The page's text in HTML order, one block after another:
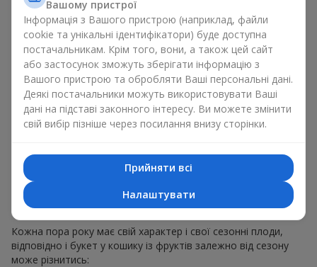
звичайний букет у кошику із фруктів на гастрономічний
подарунок. Ми у компаніїFlowers.uaзавжди дотримуємося
побажань клієнта, створюючи декор. При формуванні
композиції букет у кошику із фруктів використовуються
натуральні матеріали, продумана упаковка смаку, і звісно
відповідні до події декоративні елементи.
За бажанням клієнта кошик фруктів може бути оформлений
у прозорій плівці або стильній коробці — завжди зі
святковою подачею, яка виглядає охайно й
Тематичні фруктові
композиції для свят та сезонів
Кожна пора року має свій характер і свої сезонні плоди,
відповідно і букет у кошику із фруктів залежно від сезону
може різнитись:
Вашому пристрої
Інформація з Вашого пристрою (наприклад, файли
cookie та унікальні ідентифікатори) буде доступна
постачальникам. Крім того, вони, а також цей сайт
або застосунок зможуть зберігати інформацію з
Вашого пристрою та обробляти Ваші персональні дані.
Деякі постачальники можуть використовувати Ваші
дані на підставі законного інтересу. Ви можете змінити
свій вибір пізніше через посилання внизу сторінки.
Прийняти всі
Налаштувати